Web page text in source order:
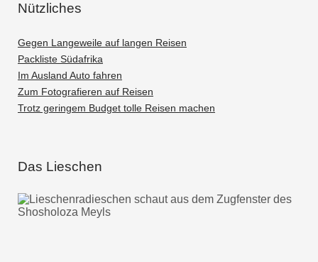
Nützliches
Gegen Langeweile auf langen Reisen
Packliste Südafrika
Im Ausland Auto fahren
Zum Fotografieren auf Reisen
Trotz geringem Budget tolle Reisen machen
Das Lieschen